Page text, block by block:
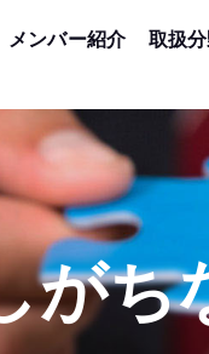
メンバー紹介 取扱
がち